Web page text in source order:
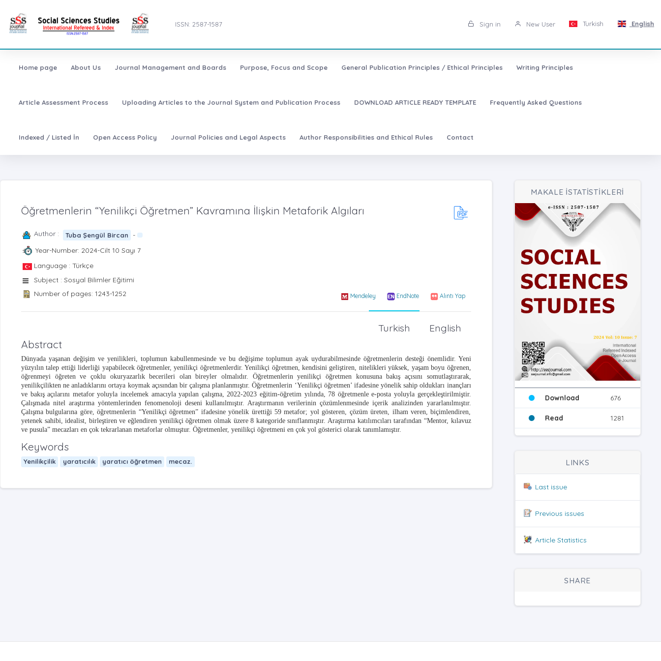
ISSN: 2587-1587 Sign in New User Turkish English
Home page About Us Journal Management and Boards Purpose, Focus and Scope General Publication Principles / Ethical Principles Writing Principles
Article Assessment Process Uploading Articles to the Journal System and Publication Process DOWNLOAD ARTICLE READY TEMPLATE Frequently Asked Questions
Indexed / Listed İn Open Access Policy Journal Policies and Legal Aspects Author Responsibilities and Ethical Rules Contact
Öğretmenlerin “Yenilikçi Öğretmen” Kavramına İlişkin Metaforik Algıları
Author : Tuba Şengül Bircan
-
Year-Number: 2024-Cilt 10 Sayı 7
Language : Türkçe
Subject : Sosyal Bilimler Eğitimi
Number of pages: 1243-1252
Mendeley EndNote Alıntı Yap
English
Turkish
Abstract
Dünyada yaşanan değişim ve yenilikleri, toplumun kabullenmesinde ve bu değişime toplumun ayak uydurabilmesinde öğretmenlerin desteği önemlidir. Yeni
yüzyılın talep ettiği liderliği yapabilecek öğretmenler, yenilikçi öğretmenlerdir. Yenilikçi öğretmen, kendisini geliştiren, nitelikleri yüksek, yaşam boyu öğrenen,
öğrenmeyi öğreten ve çoklu okuryazarlık becerileri olan bireyler olmalıdır. Öğretmenlerin yenilikçi öğretmen konusuna bakış açısını somutlaştırarak,
yenilikçilikten ne anladıklarını ortaya koymak açısından bir çalışma planlanmıştır. Öğretmenlerin ‘Yenilikçi öğretmen’ ifadesine yönelik sahip oldukları inançları
ve bakış açılarını metafor yoluyla incelemek amacıyla yapılan çalışma, 2022-2023 eğitim-öğretim yılında, 78 öğretmenle e-posta yoluyla gerçekleştirilmiştir.
Çalışmada nitel araştırma yöntemlerinden fenomenoloji deseni kullanılmıştır. Araştırmanın verilerinin çözümlenmesinde içerik analizinden yararlanılmıştır.
Çalışma bulgularına göre, öğretmenlerin “Yenilikçi öğretmen” ifadesine yönelik ürettiği 59 metafor; yol gösteren, çözüm üreten, ilham veren, biçimlendiren,
yetenek sahibi, idealist, birleştiren ve eğlendiren yenilikçi öğretmen olmak üzere 8 kategoride sınıflanmıştır. Araştırma katılımcıları tarafından “Mentor, kılavuz
ve pusula” mecazları en çok tekrarlanan metaforlar olmuştur. Öğretmenler, yenilikçi öğretmeni en çok yol gösterici olarak tanımlamıştır.
Keywords
Yenilikçilik yaratıcılık yaratıcı öğretmen mecaz.
MAKALE İSTATİSTİKLERİ
Download 676
Read 1281
LINKS
Last issue
Previous issues
Article Statistics
SHARE